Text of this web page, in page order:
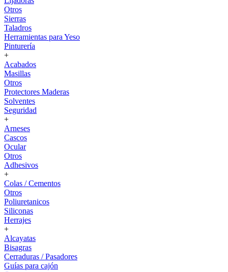
Otros
Sierras
Taladros
Herramientas para Yeso
Pinturería
+
Acabados
Masillas
Otros
Protectores Maderas
Solventes
Seguridad
+
Arneses
Cascos
Ocular
Otros
Adhesivos
+
Colas / Cementos
Otros
Poliuretanicos
Siliconas
Herrajes
+
Alcayatas
Bisagras
Cerraduras / Pasadores
Guías para cajón